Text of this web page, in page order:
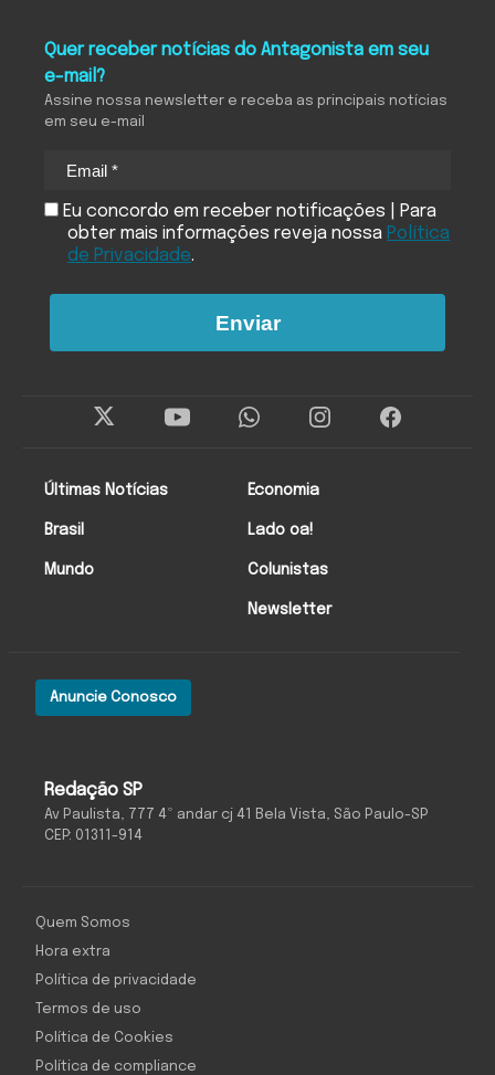
Redação SP
Av Paulista, 777 4º andar cj 41 Bela Vista, São Paulo-SP
CEP: 01311-914
Anuncie Conosco
Últimas Notícias
Brasil
Mundo
Economia
Lado oa!
Colunistas
Newsletter
Quer receber notícias do Antagonista em seu
e-mail?
Assine nossa newsletter e receba as principais notícias
em seu e-mail
Eu concordo em receber notificações | Para
obter mais informações reveja nossa Política
de Privacidade.
Enviar
Quem Somos
Hora extra
Política de privacidade
Termos de uso
Política de Cookies
Política de compliance